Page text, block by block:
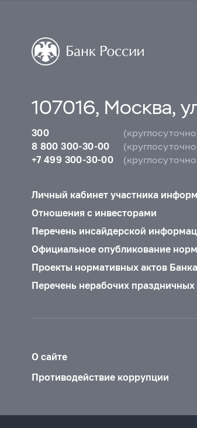
107016, Москва,
300
8 800 300-30-00
+7 499 300-30-00
Личный кабинет участника
Отношения с инвесторами
Перечень инсайдерской
Официальное опубликование
Проекты нормативных актов
Перечень нерабочих
О сайте
Противодействие коррупции